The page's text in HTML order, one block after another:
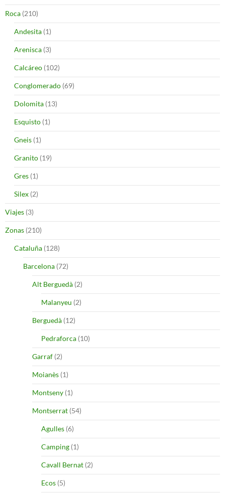
Roca (210)
Andesita (1)
Arenisca (3)
Calcáreo (102)
Conglomerado (69)
Dolomita (13)
Esquisto (1)
Gneis (1)
Granito (19)
Gres (1)
Silex (2)
Viajes (3)
Zonas (210)
Cataluña (128)
Barcelona (72)
Alt Berguedà (2)
Malanyeu (2)
Berguedà (12)
Pedraforca (10)
Garraf (2)
Moianès (1)
Montseny (1)
Montserrat (54)
Agulles (6)
Camping (1)
Cavall Bernat (2)
Ecos (5)